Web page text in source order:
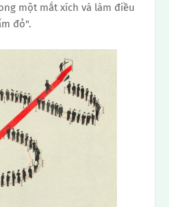
một mắt xích và làm điều
đỏ".